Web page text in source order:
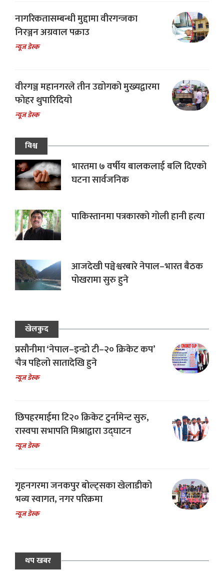
नागरिकतासम्बन्धी मुद्दामा वीरगन्जका
निरञ्जन अग्रवाल पक्राउ
न्यूज डेस्क
वीरगञ्ज महानगरले तीन उद्योगको मुख्यद्वारमा
फोहर थुपारिदियो
न्यूज डेस्क
विश्व
भारतमा ७ वर्षीय बालकलाई बलि दिएको
घटना सार्वजनिक
पाकिस्तानमा पत्रकारको गोली हानी हत्या
आजदेखी पञ्चेश्वरबारे नेपाल–भारत बैठक
पोखरामा सुरु हुने
खेलकुद
प्रसौनीमा ‘नेपाल–इन्डो टी–२० क्रिकेट कप’
चैत्र पहिलो सातादेखि हुने
न्यूज डेस्क
छिपहरमाईमा टि२० क्रिकेट टुर्नामेन्ट सुरु,
रास्वपा सभापति मिश्राद्वारा उद्घाटन
न्यूज डेस्क
गृहनगरमा जनकपुर बोल्ट्सका खेलाडीको
भव्य स्वागत, नगर परिक्रमा
न्यूज डेस्क
थप खबर